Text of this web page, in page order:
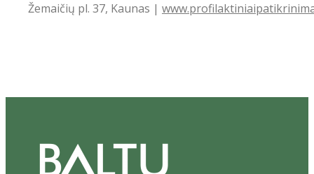
Žemaičių pl. 37, Kaunas | www.